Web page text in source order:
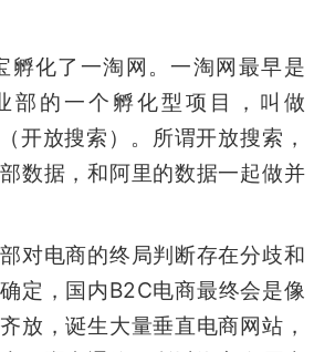
孵化了一淘网。一淘网最早是
部的一个孵化型项目，叫做
开放搜索）。所谓开放搜索，
数据，和阿里的数据一起做并
对电商的终局判断存在分歧和
定，国内B2C电商最终会是像
放，诞生大量垂直电商网站，